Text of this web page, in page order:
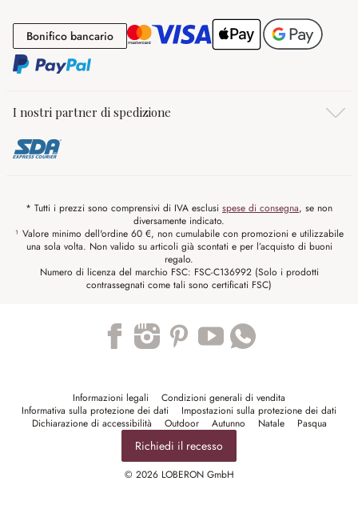
Bonifico bancarioBonifico bancario
I nostri partner di spedizione
* Tutti i prezzi sono comprensivi di IVA esclusi spese di consegna, se non
diversamente indicato.
¹ Valore minimo dell'ordine 60 €, non cumulabile con promozioni e utilizzabile
una sola volta. Non valido su articoli già scontati e per l’acquisto di buoni
regalo.
Numero di licenza del marchio FSC: FSC-C136992 (Solo i prodotti
contrassegnati come tali sono certificati FSC)
Informazioni legali
Condizioni generali di vendita
Informativa sulla protezione dei dati
Impostazioni sulla protezione dei dati
Dichiarazione di accessibilità
Outdoor Autunno Natale Pasqua
Richiedi il recesso
© 2026 LOBERON GmbH